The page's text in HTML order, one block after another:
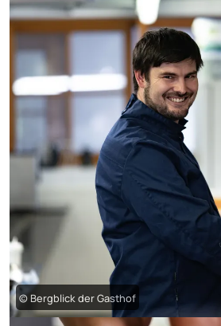
© Bergblick der Gasthof